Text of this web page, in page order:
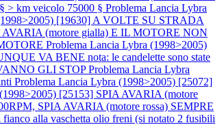
> km veicolo 75000 § Problema Lancia Lybra
[19630] A VOLTE SU STRADA
(motore gialla) E IL MOTORE NON
Problema Lancia Lybra (1998>2005)
VA BENE nota: le candelette sono state
GLI STOPProblema Lancia Lybra
Problema Lancia Lybra (1998>2005) [25072]
[25153] SPIA AVARIA (motore
SPIA AVARIA (motore rossa) SEMPRE
alla vaschetta olio freni (si notato 2 fusibili